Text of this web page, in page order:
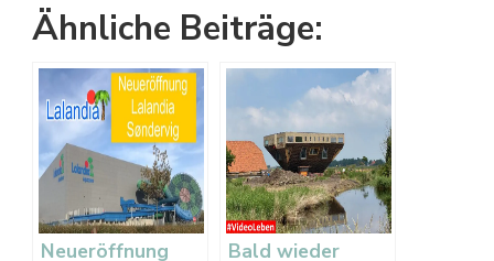
Ähnliche Beiträge:
Neueröffnung
Bald wieder